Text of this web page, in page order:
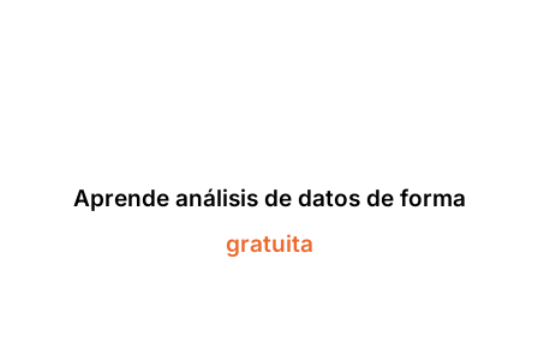
Aprende análisis de datos de forma
gratuita